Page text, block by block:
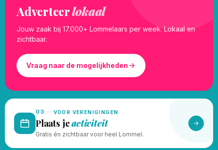
Adverteerlokaal
Jouw zaak bij 17.000+ Lommelaars per week. Lokaal en
zichtbaar.
Vraag naar de mogelijkheden
03 VOOR VERENIGINGEN
Plaats jeactiviteit
Gratis én zichtbaar voor heel Lommel.